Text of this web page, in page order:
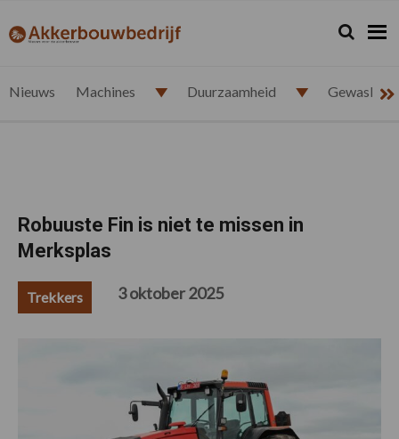
de
de
de
de
akkerbouwbedrijf.nl Zoeken...
Zoek
Nieuws Machines Duurzaamheid
Robuuste Fin is niet te missen in
Merksplas
Trekkers 3 oktober 2025